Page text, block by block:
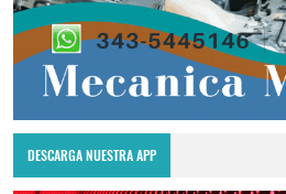
DESCARGA NUESTRA APP